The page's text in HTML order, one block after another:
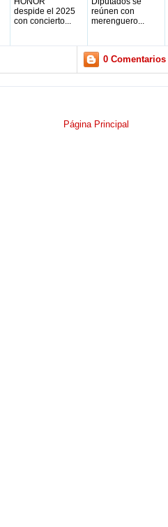
despide el 2025
con concierto...
reúnen con
merenguero...
0 Comentarios
Página Principal